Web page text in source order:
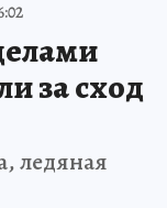
за сход
ледяная